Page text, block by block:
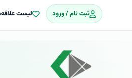
ثبت نام / ورود لیست